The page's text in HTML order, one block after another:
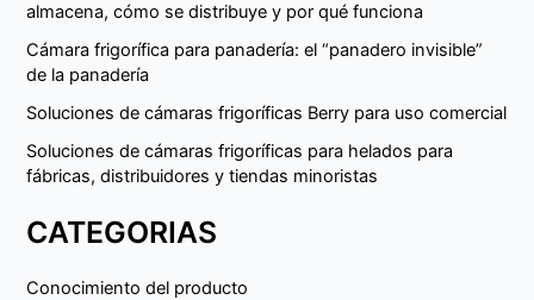
almacena, cómo se distribuye y por qué funciona
Cámara frigorífica para panadería: el “panadero invisible”
de la panadería
Soluciones de cámaras frigoríficas Berry para uso comercial
Soluciones de cámaras frigoríficas para helados para
fábricas, distribuidores y tiendas minoristas
CATEGORIAS
Conocimiento del producto